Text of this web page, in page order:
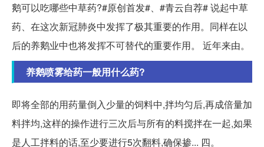
鹅可以吃哪些中草药?#原创首发#、#青云自荐# 说起中草
药、在这次新冠肺炎中发挥了极其重要的作用。同样在以
后的养鹅业中也将发挥不可替代的重要作用。 近年来由。
养鹅喷雾给药一般用什么药?
即将全部的用药量倒入少量的饲料中,拌均匀后,再成倍量加
料拌均,这样的操作进行三次后与所有的料搅拌在一起,如果
是人工拌料的话,至少要进行5次翻料,确保掺... 四。